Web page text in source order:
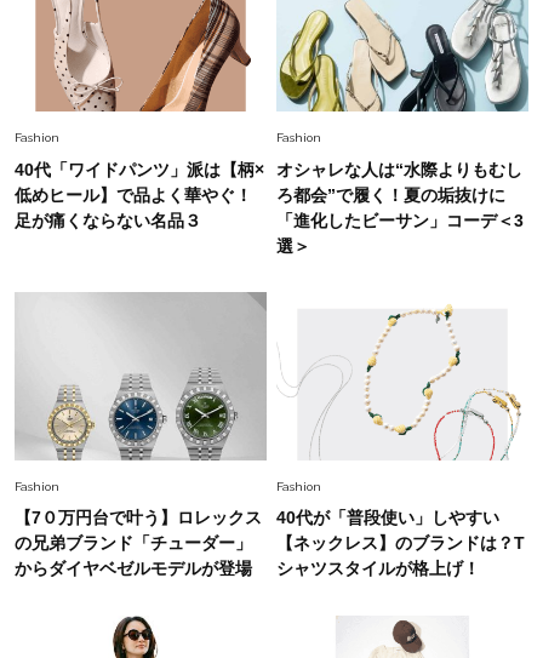
2026.8.6
26年夏の【開運アクション】は”ひと拭き”習
慣！「金運アップ→トイレ、じゃあ底上げ運
は？」
2026.5.22
梅宮アンナさん 電撃婚から1年、家族の価値観
を育み中「理想の暮らしよりも今の心地よさを選
んだ」
中村ゆりさん「40代になり、やっと“仕事以外の
幸福感”に目が向いた」ライフスタイルも、服も
Fashion 2026.7.16
白黒でもこんなに華やぐ！40代、夏の「甘めト
ップス×パンツ」コーデ〈3選〉
Fashion 2026.5.29
40代の夏通勤はこれ１着！「きちんと感」も
「オシャレ」も整うトレンドトップス〈4選〉
Fashion
Fashion
40代「ワイドパンツ」派は【柄×
低めヒール】で品よく華やぐ！
足が痛くならない名品３
Fashion
オシャレな人は“水際よりもむし
ろ都会”で履く！夏の垢抜けに
「進化したビーサン」コーデ＜3
選＞
Fashion
【7０万円台で叶う】ロレックス
の兄弟ブランド「チューダー」
からダイヤベゼルモデルが登場
Fashion
40代が「普段使い」しやすい
【ネックレス】のブランドは？T
シャツスタイルが格上げ！